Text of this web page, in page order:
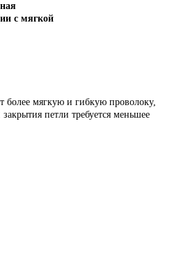
с мягкой
более мягкую и гибкую проволоку,
петли требуется меньшее